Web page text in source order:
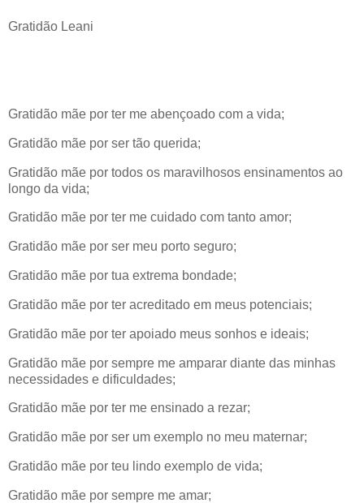
Gratidão Leani
Gratidão mãe por ter me abençoado com a vida;
Gratidão mãe por ser tão querida;
Gratidão mãe por todos os maravilhosos ensinamentos ao
longo da vida;
Gratidão mãe por ter me cuidado com tanto amor;
Gratidão mãe por ser meu porto seguro;
Gratidão mãe por tua extrema bondade;
Gratidão mãe por ter acreditado em meus potenciais;
Gratidão mãe por ter apoiado meus sonhos e ideais;
Gratidão mãe por sempre me amparar diante das minhas
necessidades e dificuldades;
Gratidão mãe por ter me ensinado a rezar;
Gratidão mãe por ser um exemplo no meu maternar;
Gratidão mãe por teu lindo exemplo de vida;
Gratidão mãe por sempre me amar;